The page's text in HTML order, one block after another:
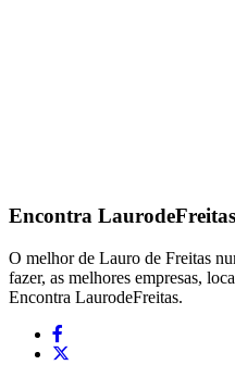
Encontra LaurodeFreitas
O melhor de Lauro de Freitas
fazer, as melhores empresas,
Encontra LaurodeFreitas.